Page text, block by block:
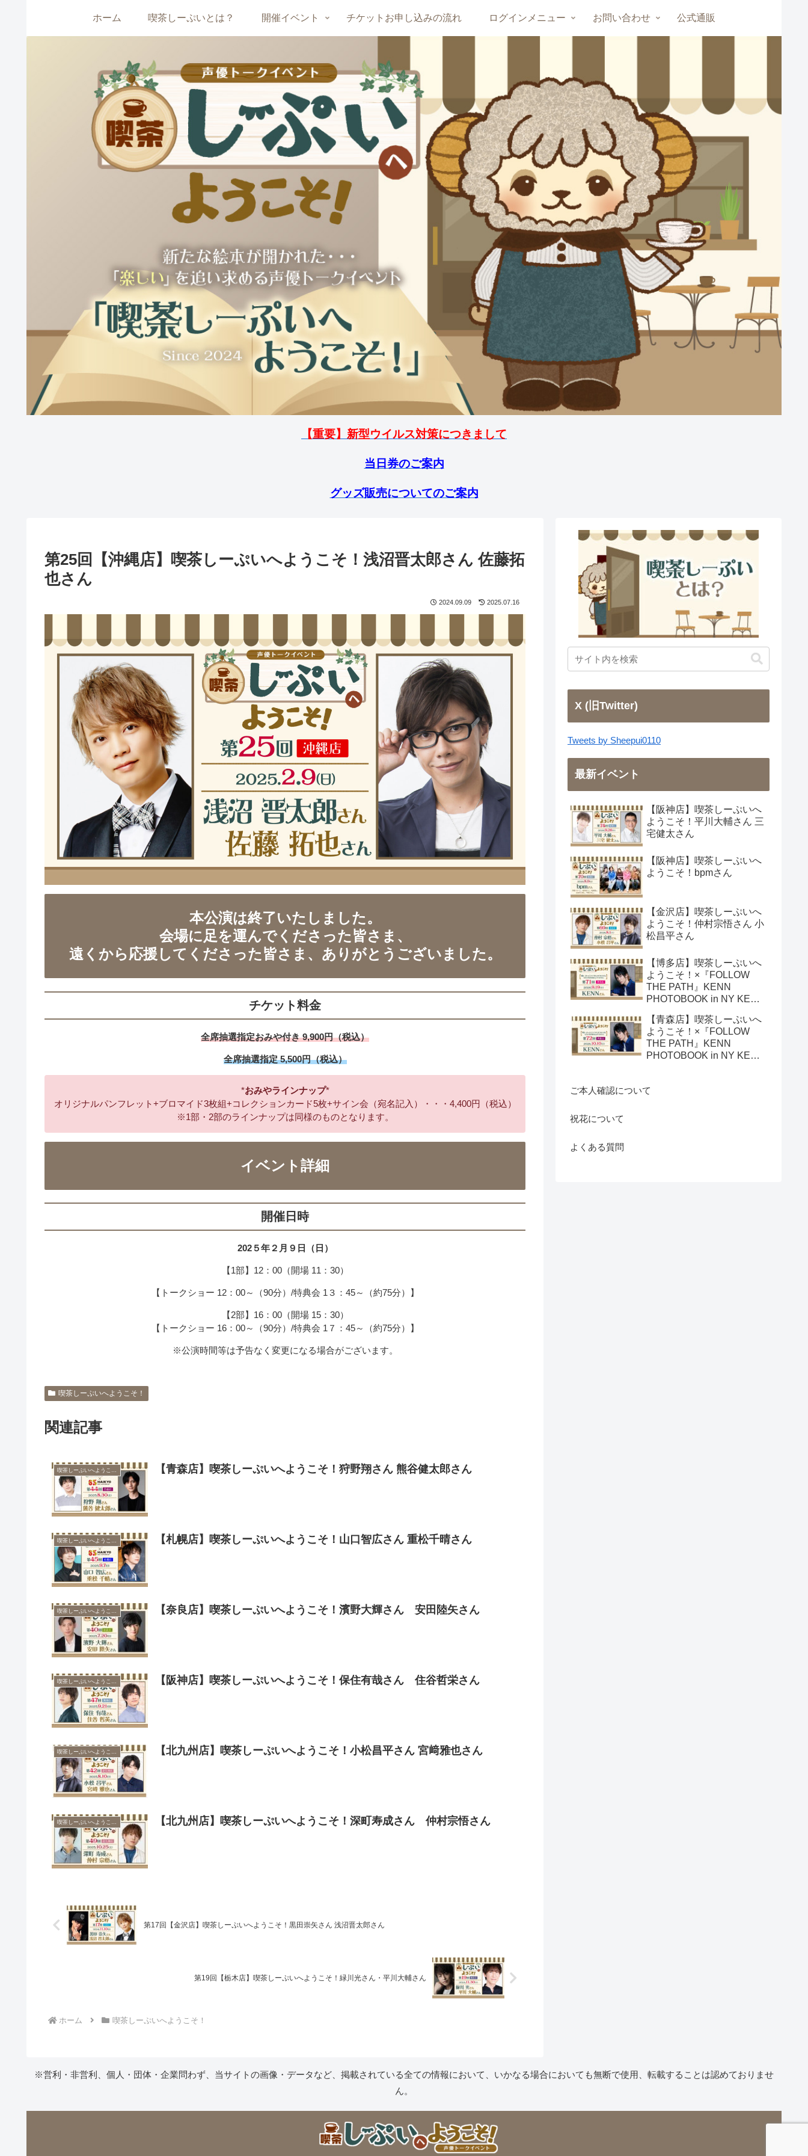
ホーム 喫茶しーぷいとは？ 開催イベント チケットお申し込みの流れ ログインメニュー お問い合わせ 公式通販
【重要】新型ウイルス対策につきまして
当日券のご案内
グッズ販売についてのご案内
第25回【沖縄店】喫茶しーぷいへようこそ！浅沼晋太郎さん 佐藤拓
也さん
2024.09.09 2025.07.16
本公演は終了いたしました。
会場に足を運んでくださった皆さま、
遠くから応援してくださった皆さま、ありがとうございました。
チケット料金
全席抽選指定おみや付き 9,900円（税込）
全席抽選指定 5,500円（税込）
*おみやラインナップ*
オリジナルパンフレット+ブロマイド3枚組+コレクションカード5枚+サイン会（宛名記入）・・・4,400円（税込）
※1部・2部のラインナップは同様のものとなります。
イベント詳細
開催日時
202５年２月９日（日）
【1部】12：00（開場 11：30）
【トークショー 12：00～（90分）/特典会 1３：45～（約75分）】
【2部】16：00（開場 15：30）
【トークショー 16：00～（90分）/特典会 1７：45～（約75分）】
※公演時間等は予告なく変更になる場合がございます。
喫茶しーぷいへようこそ！
関連記事
【青森店】喫茶しーぷいへようこそ！狩野翔さん 熊谷健太郎さん
【札幌店】喫茶しーぷいへようこそ！山口智広さん 重松千晴さん
【奈良店】喫茶しーぷいへようこそ！濱野大輝さん 安田陸矢さん
【阪神店】喫茶しーぷいへようこそ！保住有哉さん 住谷哲栄さん
【北九州店】喫茶しーぷいへようこそ！小松昌平さん 宮﨑雅也さん
【北九州店】喫茶しーぷいへようこそ！深町寿成さん 仲村宗悟さん
第17回【金沢店】喫茶しーぷいへようこそ！黒田崇矢さん 浅沼晋太郎さん
第19回【栃木店】喫茶しーぷいへようこそ！緑川光さん・平川大輔さん
ホーム 喫茶しーぷいへようこそ！
X (旧Twitter)
Tweets by Sheepui0110
最新イベント
【阪神店】喫茶しーぷいへ
ようこそ！平川大輔さん 三
宅健太さん
【阪神店】喫茶しーぷいへ
ようこそ！bpmさん
【金沢店】喫茶しーぷいへ
ようこそ！仲村宗悟さん 小
松昌平さん
【博多店】喫茶しーぷいへ
ようこそ！×『FOLLOW
THE PATH』KENN
PHOTOBOOK in NY KENN
【青森店】喫茶しーぷいへ
ようこそ！×『FOLLOW
THE PATH』KENN
PHOTOBOOK in NY KENN
ご本人確認について
祝花について
よくある質問
※営利・非営利、個人・団体・企業問わず、当サイトの画像・データなど、掲載されている全ての情報において、いかなる場合においても無断で使用、転載することは認めておりませ
ん。